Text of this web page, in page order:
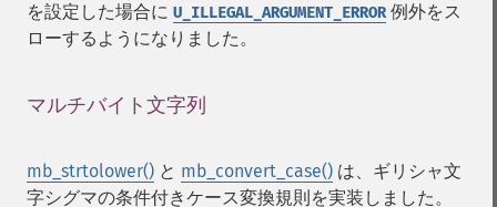
を設定した場合に U_ILLEGAL_ARGUMENT_ERROR例外をス
ローするようになりました。
マルチバイト文字列
mb_strtolower() と mb_convert_case() は、ギリシャ文
字シグマの条件付きケース変換規則を実装しました。